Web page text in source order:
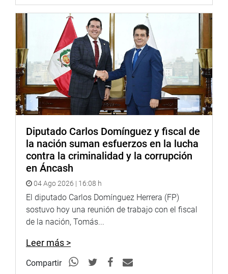
Diputado Carlos Domínguez y fiscal de
la nación suman esfuerzos en la lucha
contra la criminalidad y la corrupción
en Áncash
04 Ago 2026 | 16:08 h
El diputado Carlos Domínguez Herrera (FP)
sostuvo hoy una reunión de trabajo con el fiscal
de la nación, Tomás...
Leer más >
Compartir